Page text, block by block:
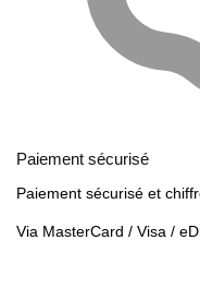
Paiement sécurisé
Paiement sécurisé et
Via MasterCard / Visa /